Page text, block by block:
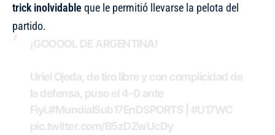
trick inolvidable que le permitió llevarse la pelota del
partido.
¡GOOOOL DE ARGENTINA!
Uriel Ojeda, de tiro libre y con complicidad de
la defensa, puso el 4-0 ante
Fiyi.#MundialSub17EnDSPORTS
#U17WC
pic.twitter.com/B5zDZwUcDy